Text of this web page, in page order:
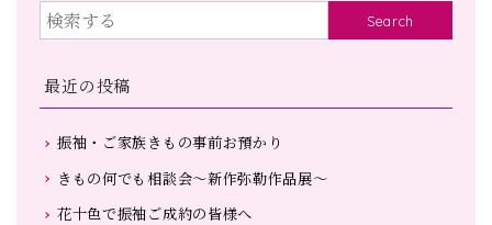
Search
最近の投稿
振袖・ご家族きもの事前お預かり
きもの何でも相談会～新作弥勒作品展～
花十色で振袖ご成約の皆様へ